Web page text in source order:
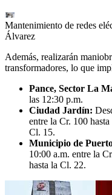
Mantenimiento de redes
Álvarez
Además, realizarán
transformadores, lo que
Pance, Sector La
las 12:30 p.m.
Ciudad Jardín:
entre la Cr. 100
Cl. 15.
Municipio de
10:00 a.m. entre la
hasta la Cl. 22.